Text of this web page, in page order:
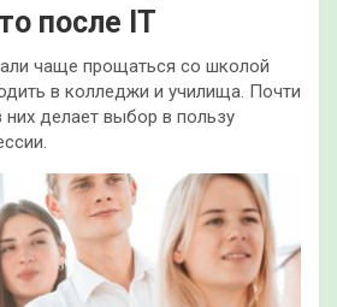
после IT
чаще прощаться со школой
в колледжи и училища. Почти
делает выбор в пользу